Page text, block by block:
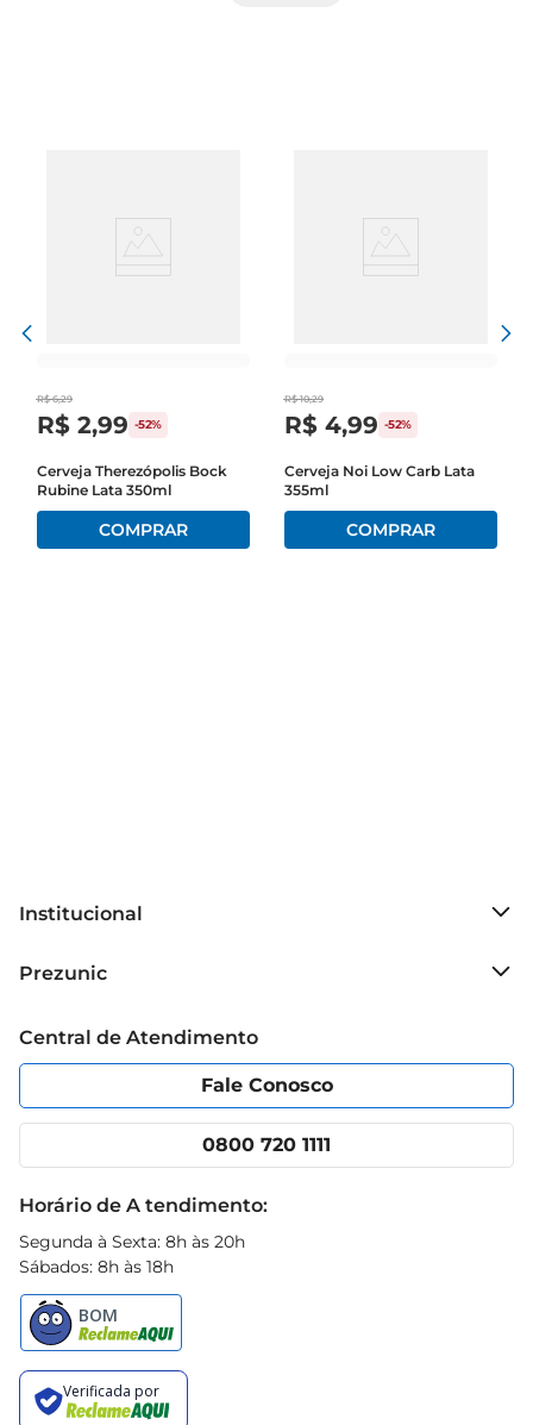
R$ 6,29
R$ 2,99 -52%
Cerveja Therezópolis Bock
Rubine Lata 350ml
R$ 10,29
R$ 4,99 -52%
Cerveja Noi Low Carb Lata
355ml
Institucional
Grupo Cencosud
Política de Privacidade
Portal do fornecedor
Cencosud Media
Prezunic
Código de Ética
App Prezunic
Central de Atendimento
Fale Conosco
0800 720 1111
Horário de A tendimento:
Segunda à Sexta: 8h às 20h
Sábados: 8h às 18h